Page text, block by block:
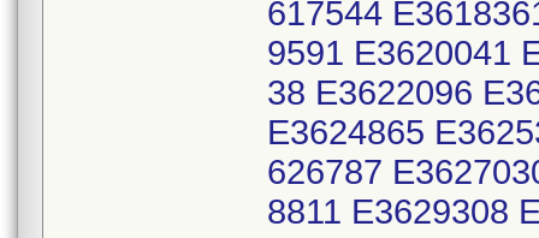
617544
9591 E3620041
38 E3622096
E3624865
626787
8811 E3629308